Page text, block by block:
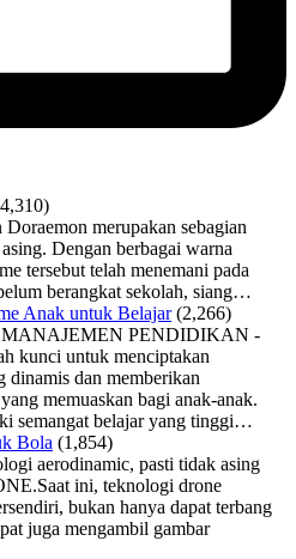
merupakan sebagian
Dengan berbagai warna
tersebut telah menemani pada
berangkat sekolah, siang…
Anak untuk Belajar (2,266)
PENDIDIKAN -
kunci untuk menciptakan
dinamis dan memberikan
memuaskan bagi anak-anak.
semangat belajar yang tinggi…
Bola (1,854)
aerodinamic, pasti tidak asing
ini, teknologi drone
bukan hanya dapat terbang
juga mengambil gambar